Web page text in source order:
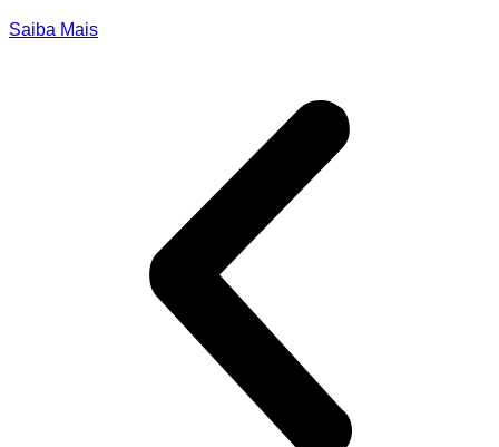
Saiba Mais